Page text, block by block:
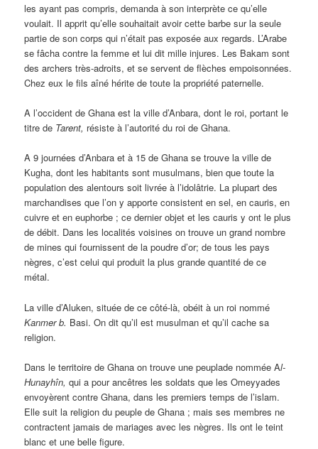
les ayant pas compris, demanda à son interprète ce qu’elle
voulait. Il apprit qu’elle souhaitait avoir cette barbe sur la seule
partie de son corps qui n’était pas exposée aux regards. L’Arabe
se fâcha contre la femme et lui dit mille injures. Les Bakam sont
des archers très-adroits, et se servent de flèches empoisonnées.
Chez eux le fils aîné hérite de toute la propriété paternelle.
A l’occident de Ghana est la ville d’Anbara, dont le roi, portant le
titre de Tarent, résiste à l’autorité du roi de Ghana.
A 9 journées d’Anbara et à 15 de Ghana se trouve la ville de
Kugha, dont les habitants sont musulmans, bien que toute la
population des alentours soit livrée à l’idolâtrie. La plupart des
marchandises que l’on y apporte consistent en sel, en cauris, en
cuivre et en euphorbe ; ce dernier objet et les cauris y ont le plus
de débit. Dans les localités voisines on trouve un grand nombre
de mines qui fournissent de la poudre d’or; de tous les pays
nègres, c’est celui qui produit la plus grande quantité de ce
métal.
La ville d’Aluken, située de ce côté-là, obéit à un roi nommé
Kanmer b. Basi. On dit qu’il est musulman et qu’il cache sa
religion.
Dans le territoire de Ghana on trouve une peuplade nommée Al-
Hunayhîn,qui a pour ancêtres les soldats que les Omeyyades
envoyèrent contre Ghana, dans les premiers temps de l’islam.
Elle suit la religion du peuple de Ghana ; mais ses membres ne
contractent jamais de mariages avec les nègres. Ils ont le teint
blanc et une belle figure.